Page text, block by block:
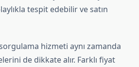
tespit edebilir ve satın
hizmeti aynı zamanda
de dikkate alır. Farklı fiyat